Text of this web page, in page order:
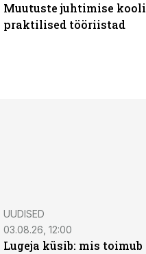
Muutuste juhtimise
praktilised tööriistad
UUDISED
03.08.26, 12:00
Lugeja küsib: mis